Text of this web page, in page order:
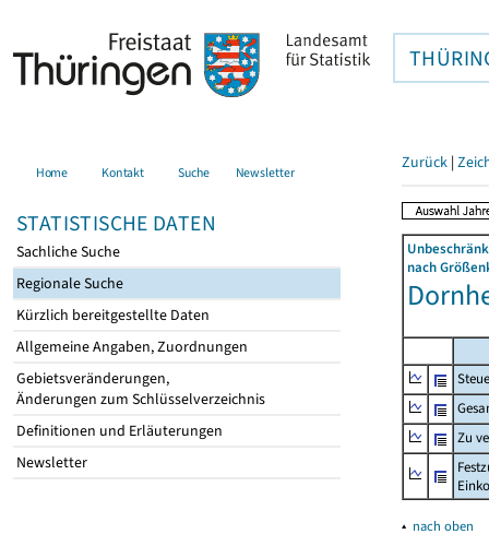
Home Kontakt Suche Newsletter
STATISTISCHE DATEN
Sachliche Suche
Regionale Suche
Kürzlich bereitgestellte Daten
Allgemeine Angaben, Zuordnungen
Gebietsveränderungen,
Änderungen zum Schlüsselverzeichnis
Definitionen und Erläuterungen
Newsletter
Zurück |
nach
Zu
▴ nach oben